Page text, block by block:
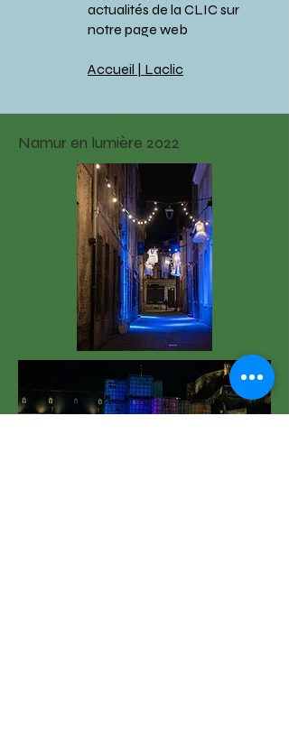
actualités de la CLIC sur
notre page web
Accueil | Laclic
Namur en lumière 2022